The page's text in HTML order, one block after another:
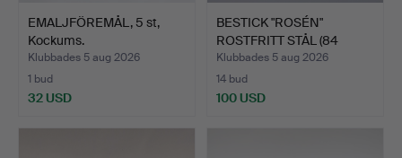
EMALJFÖREMÅL, 5 st,
Kockums.
Klubbades 5 aug 2026
1 bud
32 USD
BESTICK "ROSÉN"
ROSTFRITT STÅL (84
DELAR).
Klubbades 5 aug 2026
14 bud
100 USD